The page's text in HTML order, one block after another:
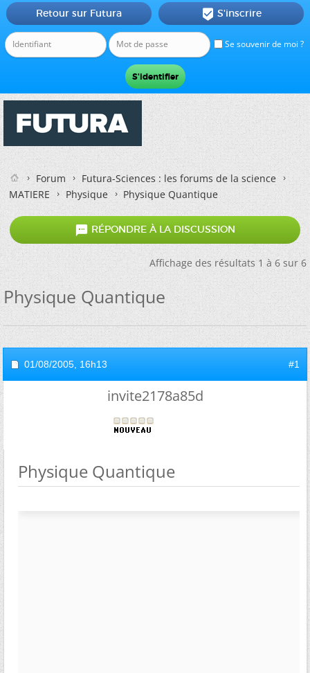
Se souvenir de moi ?
Retour sur Futura  S'inscrire
Forum
Futura-Sciences : les forums de la science
MATIERE
Physique Physique Quantique
 RÉPONDRE À LA DISCUSSION
Affichage des résultats 1 à 6 sur 6
Physique Quantique
01/08/2005, 16h13 #1
invite2178a85d
Physique Quantique